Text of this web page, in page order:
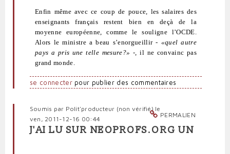
Enfin même avec ce coup de pouce, les salaires des
enseignants français restent bien en deçà de la
moyenne européenne, comme le souligne l’OCDE.
Alors le ministre a beau s’enorgueillir - «quel autre
pays a pris une telle mesure?» -, il ne convainc pas
grand monde.
se connecterpour publier des commentaires
PERMALIEN
Soumis par Polit'producteur (non vérifié)le
ven, 2011-12-16 00:44
J'AI LU SUR NEOPROFS.ORG UN